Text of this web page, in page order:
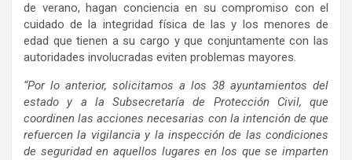
de verano, hagan conciencia en su compromiso con el
cuidado de la integridad física de las y los menores de
edad que tienen a su cargo y que conjuntamente con las
autoridades involucradas eviten problemas mayores.
“Por lo anterior, solicitamos a los 38 ayuntamientos del
estado y a la Subsecretaría de Protección Civil, que
coordinen las acciones necesarias con la intención de que
refuercen la vigilancia y la inspección de las condiciones
de seguridad en aquellos lugares en los que se imparten